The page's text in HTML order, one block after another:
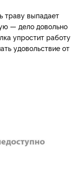
траву выпадает
— дело довольно
упростит работу
удовольствие от